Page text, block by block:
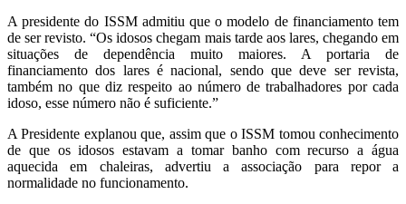
A presidente do ISSM admitiu que o modelo de financiamento tem
de ser revisto. “Os idosos chegam mais tarde aos lares, chegando em
situações de dependência muito maiores. A portaria de
financiamento dos lares é nacional, sendo que deve ser revista,
também no que diz respeito ao número de trabalhadores por cada
idoso, esse número não é suficiente.”
A Presidente explanou que, assim que o ISSM tomou conhecimento
de que os idosos estavam a tomar banho com recurso a água
aquecida em chaleiras, advertiu a associação para repor a
normalidade no funcionamento.